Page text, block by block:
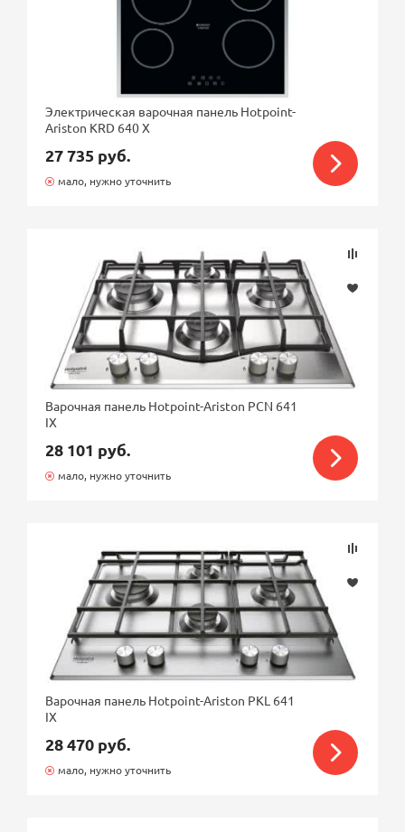
Электрическая варочная панель Hotpoint-
Ariston KRD 640 X
27 735 руб.
мало, нужно уточнить
Варочная панель Hotpoint-Ariston PCN 641
IX
28 101 руб.
мало, нужно уточнить
Варочная панель Hotpoint-Ariston PKL 641
IX
28 470 руб.
мало, нужно уточнить